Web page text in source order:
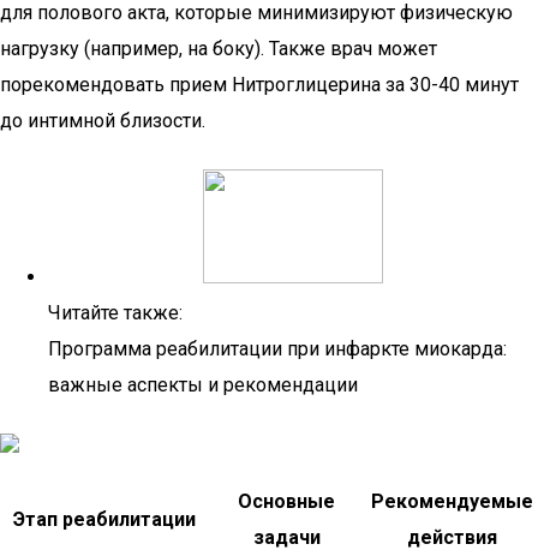
для полового акта, которые минимизируют физическую
нагрузку (например, на боку). Также врач может
порекомендовать прием Нитроглицерина за 30-40 минут
до интимной близости.
Читайте также:
Программа реабилитации при инфаркте миокарда:
важные аспекты и рекомендации
Этап реабилитации
Основные
задачи
Рекомендуемые
действия